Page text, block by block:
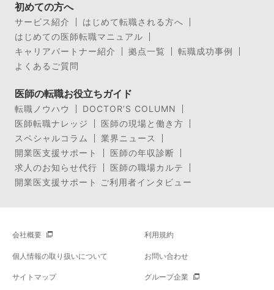
初めての方へ
サービス紹介
はじめて転職される方へ
はじめての医師転職マニュアル
キャリアパートナー紹介
拠点一覧
転職成功事例
よくあるご質問
医師の転職お役立ちガイド
転職ノウハウ
DOCTOR’S COLUMN
医師転職ナレッジ
医師の現場と働き方
スペシャルコラム
業界ニュース
開業医支援サポート
医師の年収診断
求人のお知らせ代行
医師の職場カルテ
開業医支援サポート ご利用者インタビュー
会社概要 利用規約
個人情報の取り扱いについて お問い合わせ
サイトマップ グループ企業